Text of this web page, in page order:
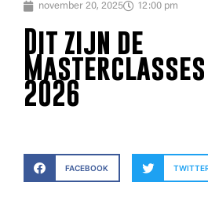
november 20, 2025 12:00 pm
Dit zijn de
Masterclasses
2026
FACEBOOK